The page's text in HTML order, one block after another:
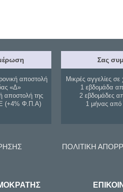
αποστολή
«Δ»
αποστολή της
(+4% Φ.Π.Α)
Σας
Μικρές αγγελίες σε
1 εβδομάδα
2 εβδομάδες
1 μήνας
ΠΟΛΙΤΙΚΗ